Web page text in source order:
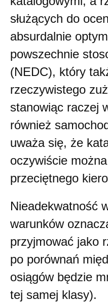
służących do
absurdalnie
powszechnie
(NEDC), który
rzeczywistego
stanowiąc raczej
również
uważa się, że
oczywiście
przeciętnego
Nieadekwatność
warunków
przyjmować jako
po porównań
osiągów będzie
tej samej klasy).